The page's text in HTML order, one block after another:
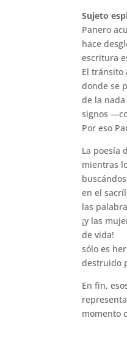
Sujeto
Panero
hace
escritura
El tránsito
donde se
de la
signos
Por eso
La poesía
mientras
en el
las
¡y las
de vida!
sólo es
destruido
En fin,
momento